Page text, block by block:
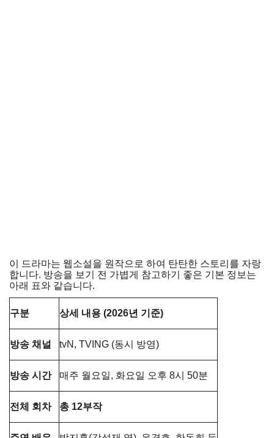
이 드라마는 웹소설을 원작으로 하여 탄탄한 스토리를 자랑
합니다. 방송을 보기 전 가볍게 참고하기 좋은 기본 정보는
아래 표와 같습니다.
구분 상세 내용 (2026년 기준)
방송 채널 tvN, TVING (동시 방영)
방송 시간 매주 월요일, 화요일 오후 8시 50분
전체 회차 총 12부작